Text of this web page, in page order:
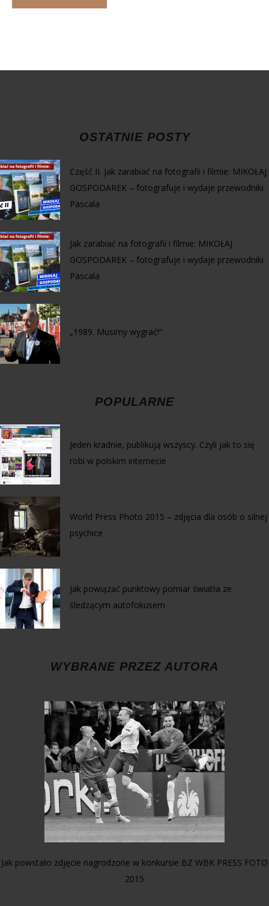
OSTATNIE POSTY
Część II. Jak zarabiać na fotografii i filmie: MIKOŁAJ
GOSPODAREK – fotografuje i wydaje przewodniki
Pascala
Jak zarabiać na fotografii i filmie: MIKOŁAJ
GOSPODAREK – fotografuje i wydaje przewodniki
Pascala
„1989. Musimy wygrać!”
POPULARNE
Jeden kradnie, publikują wszyscy. Czyli jak to się
robi w polskim internecie
World Press Photo 2015 – zdjęcia dla osób o silnej
psychice
Jak powiązać punktowy pomiar światła ze
śledzącym autofokusem
WYBRANE PRZEZ AUTORA
Jak powstało zdjęcie nagrodzone w konkursie BZ WBK PRESS FOTO
2015